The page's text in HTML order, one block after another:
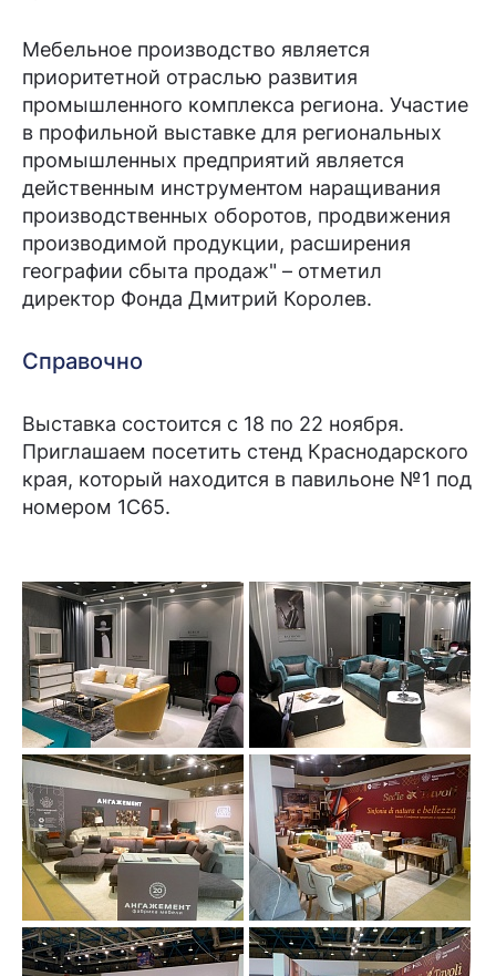
Мебельное производство является
приоритетной отраслью развития
промышленного комплекса региона. Участие
в профильной выставке для региональных
промышленных предприятий является
действенным инструментом наращивания
производственных оборотов, продвижения
производимой продукции, расширения
географии сбыта продаж" – отметил
директор Фонда Дмитрий Королев.
Справочно
Выставка состоится с 18 по 22 ноября.
Приглашаем посетить стенд Краснодарского
края, который находится в павильоне №1 под
номером 1С65.